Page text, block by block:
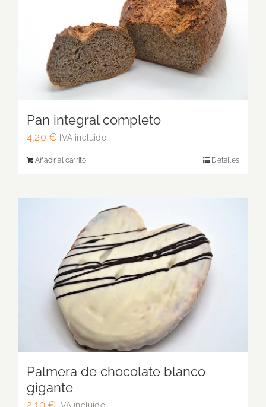
Pan integral completo
4,20 € IVA incluido
Añadir al carrito Detalles
Palmera de chocolate blanco
gigante
2,10 €